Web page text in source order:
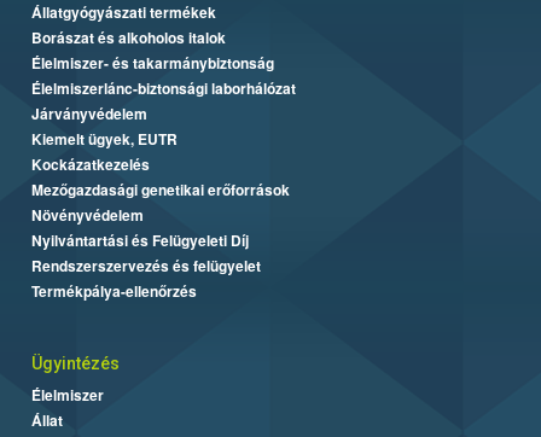
Állatgyógyászati termékek
Borászat és alkoholos italok
Élelmiszer- és takarmánybiztonság
Élelmiszerlánc-biztonsági laborhálózat
Járványvédelem
Kiemelt ügyek, EUTR
Kockázatkezelés
Mezőgazdasági genetikai erőforrások
Növényvédelem
Nyilvántartási és Felügyeleti Díj
Rendszerszervezés és felügyelet
Termékpálya-ellenőrzés
Ügyintézés
Élelmiszer
Állat